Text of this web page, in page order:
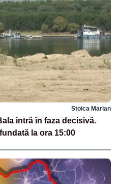
Stoica Marian
intră în faza decisivă.
la ora 15:00